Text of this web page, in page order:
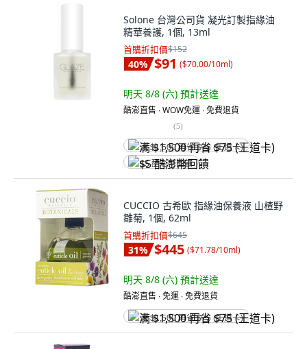
Solone 台灣公司貨 凝光訂製指緣油
精華養護, 1個, 13ml
首購折扣價$152
40% $91 ($70.00/10ml)
明天 8/8 (六) 預計送達
酷澎直售 ∙ WOW免運 ∙ 免費退貨
(5)
满 $1,500 再省 $75 (王道卡)
$5 酷澎幣回饋
CUCCIO 古希歐 指緣油保養液 山楂野
雛菊, 1個, 62ml
首購折扣價$645
31% $445 ($71.78/10ml)
明天 8/8 (六) 預計送達
酷澎直售 ∙ 免運 ∙ 免費退貨
满 $1,500 再省 $75 (王道卡)